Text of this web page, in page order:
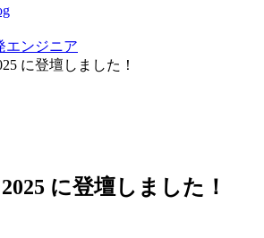
エンジニア
に登壇しました！
に登壇しました！